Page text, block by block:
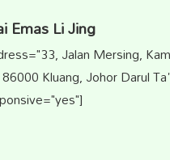
Emas Li Jing
Jalan Mersing,
Kluang, Johor Darul